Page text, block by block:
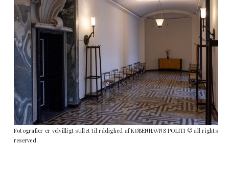
Fotografier er velvilligt stillet til rådighed af KØBENHAVNS POLITI © all rights
reserved